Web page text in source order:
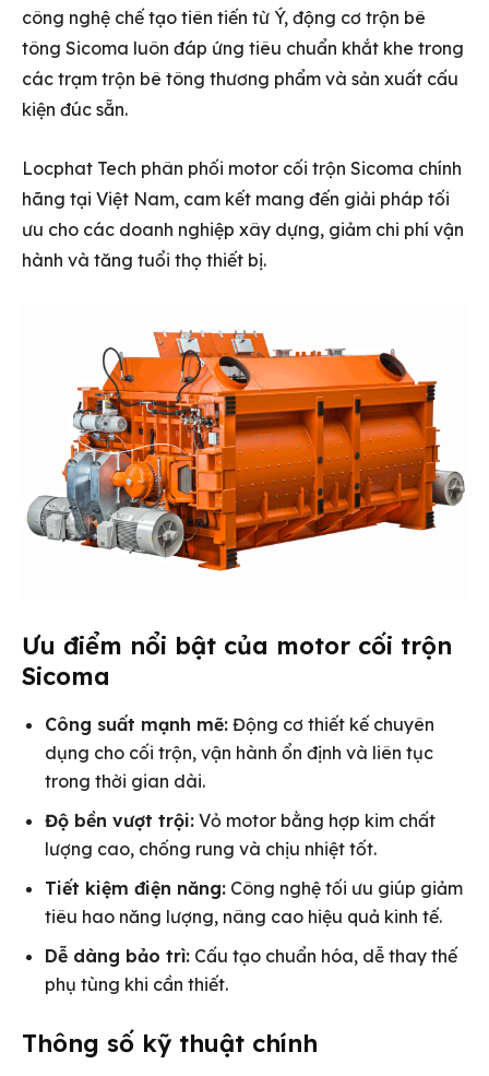
công nghệ chế tạo tiên tiến từ Ý, động cơ trộn bê
tông Sicoma luôn đáp ứng tiêu chuẩn khắt khe trong
các trạm trộn bê tông thương phẩm và sản xuất cấu
kiện đúc sẵn.
Locphat Tech phân phối motor cối trộn Sicoma chính
hãng tại Việt Nam, cam kết mang đến giải pháp tối
ưu cho các doanh nghiệp xây dựng, giảm chi phí vận
hành và tăng tuổi thọ thiết bị.
Ưu điểm nổi bật của motor cối trộn
Sicoma
Công suất mạnh mẽ: Động cơ thiết kế chuyên
dụng cho cối trộn, vận hành ổn định và liên tục
trong thời gian dài.
Độ bền vượt trội: Vỏ motor bằng hợp kim chất
lượng cao, chống rung và chịu nhiệt tốt.
Tiết kiệm điện năng: Công nghệ tối ưu giúp giảm
tiêu hao năng lượng, nâng cao hiệu quả kinh tế.
Dễ dàng bảo trì: Cấu tạo chuẩn hóa, dễ thay thế
phụ tùng khi cần thiết.
Thông số kỹ thuật chính